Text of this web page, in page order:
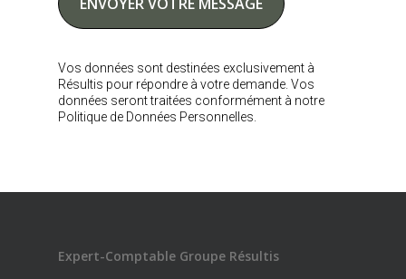
Vos données sont destinées exclusivement à
Résultis pour répondre à votre demande. Vos
données seront traitées conformément à notre
Politique de Données Personnelles.
Expert-Comptable Groupe Résultis